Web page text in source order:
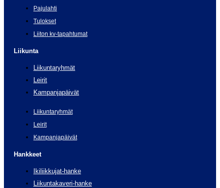
Pajulahti
Tulokset
Liiton kv-tapahtumat
Liikunta
Liikuntaryhmät
Leirit
Kampanjapäivät
Liikuntaryhmät
Leirit
Kampanjapäivät
Hankkeet
Ikiliikkujat-hanke
Liikuntakaveri-hanke